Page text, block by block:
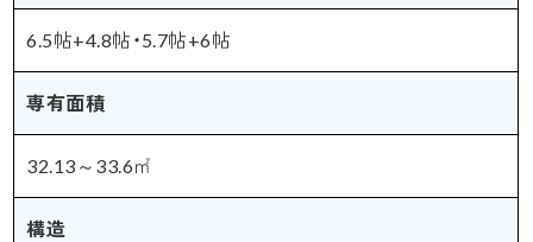
6.5帖+4.8帖・5.7帖+6帖
専有面積
32.13～33.6㎡
構造